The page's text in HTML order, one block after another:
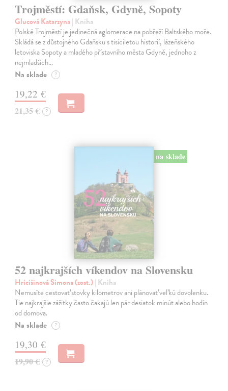
Trojměstí: Gdaňsk, Gdyně, Sopoty
Glucová Katarzyna| Kniha
Polské Trojměstí je jedinečná aglomerace na pobřeží Baltského moře.
Skládá se z důstojného Gdaňsku s tisíciletou historií, lázeňského
letoviska Sopoty a mladého přístavního města Gdyně, jednoho z
nejmladších…
Na sklade ?
19,22 €
21,35 € ?
na sklade
52 najkrajších víkendov na Slovensku
Hricišinová Simona (zost.)| Kniha
Nemusíte cestovať stovky kilometrov ani plánovať veľkú dovolenku.
Tie najkrajšie zážitky často čakajú len pár desiatok minút alebo hodín
od domova.
Na sklade ?
19,30 €
19,90 € ?